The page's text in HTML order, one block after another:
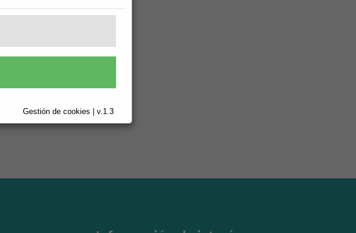
Gestión de cookies | v.1.3